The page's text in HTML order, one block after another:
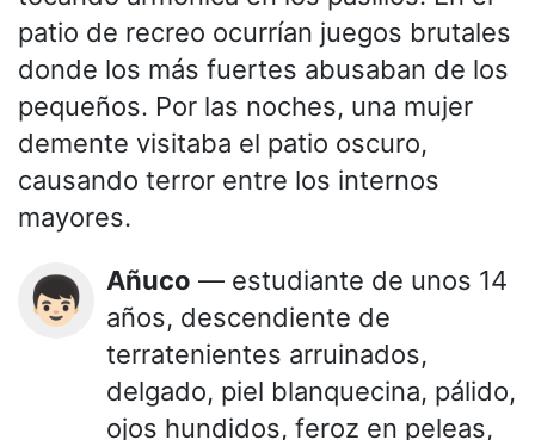
patio de recreo ocurrían juegos brutales
donde los más fuertes abusaban de los
pequeños. Por las noches, una mujer
demente visitaba el patio oscuro,
causando terror entre los internos
mayores.
👦🏻 Añuco — estudiante de unos 14
años, descendiente de
terratenientes arruinados,
delgado, piel blanquecina, pálido,
ojos hundidos, feroz en peleas,